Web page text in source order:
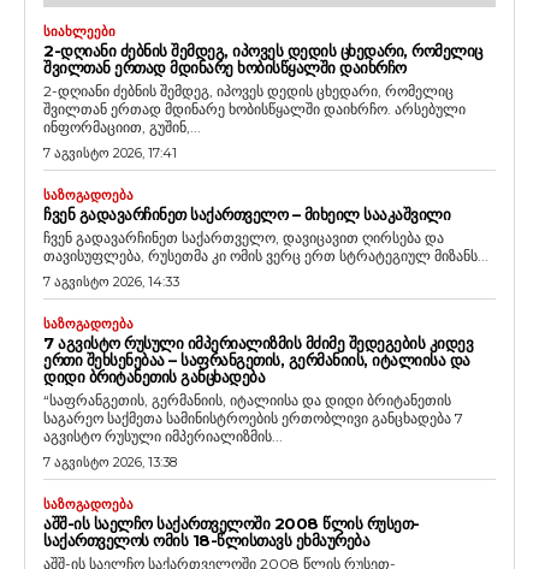
ᲡᲘᲐᲮᲚᲔᲔᲑᲘ
2-ᲓᲦᲘᲐᲜᲘ ᲫᲔᲑᲜᲘᲡ ᲨᲔᲛᲓᲔᲒ, ᲘᲞᲝᲕᲔᲡ ᲓᲔᲓᲘᲡ ᲪᲮᲔᲓᲐᲠᲘ, ᲠᲝᲛᲔᲚᲘᲪ
ᲨᲕᲘᲚᲗᲐᲜ ᲔᲠᲗᲐᲓ ᲛᲓᲘᲜᲐᲠᲔ ᲮᲝᲑᲘᲡᲬᲧᲐᲚᲨᲘ ᲓᲐᲘᲮᲠᲩᲝ
2-დღიანი ძებნის შემდეგ, იპოვეს დედის ცხედარი, რომელიც
შვილთან ერთად მდინარე ხობისწყალში დაიხრჩო. არსებული
ინფორმაციით, გუშინ,...
7 აგვისტო 2026, 17:41
ᲡᲐᲖᲝᲒᲐᲓᲝᲔᲑᲐ
ᲩᲕᲔᲜ ᲒᲐᲓᲐᲕᲐᲠᲩᲘᲜᲔᲗ ᲡᲐᲥᲐᲠᲗᲕᲔᲚᲝ – ᲛᲘᲮᲔᲘᲚ ᲡᲐᲐᲙᲐᲨᲕᲘᲚᲘ
ჩვენ გადავარჩინეთ საქართველო, დავიცავით ღირსება და
თავისუფლება, რუსეთმა კი ომის ვერც ერთ სტრატეგიულ მიზანს...
7 აგვისტო 2026, 14:33
ᲡᲐᲖᲝᲒᲐᲓᲝᲔᲑᲐ
7 ᲐᲒᲕᲘᲡᲢᲝ ᲠᲣᲡᲣᲚᲘ ᲘᲛᲞᲔᲠᲘᲐᲚᲘᲖᲛᲘᲡ ᲛᲫᲘᲛᲔ ᲨᲔᲓᲔᲒᲔᲑᲘᲡ ᲙᲘᲓᲔᲕ
ᲔᲠᲗᲘ ᲨᲔᲮᲡᲔᲜᲔᲑᲐᲐ – ᲡᲐᲤᲠᲐᲜᲒᲔᲗᲘᲡ, ᲒᲔᲠᲛᲐᲜᲘᲘᲡ, ᲘᲢᲐᲚᲘᲘᲡᲐ ᲓᲐ
ᲓᲘᲓᲘ ᲑᲠᲘᲢᲐᲜᲔᲗᲘᲡ ᲒᲐᲜᲪᲮᲐᲓᲔᲑᲐ
“საფრანგეთის, გერმანიის, იტალიისა და დიდი ბრიტანეთის
საგარეო საქმეთა სამინისტროების ერთობლივი განცხადება 7
აგვისტო რუსული იმპერიალიზმის...
7 აგვისტო 2026, 13:38
ᲡᲐᲖᲝᲒᲐᲓᲝᲔᲑᲐ
ᲐᲨᲨ-ᲘᲡ ᲡᲐᲔᲚᲩᲝ ᲡᲐᲥᲐᲠᲗᲕᲔᲚᲝᲨᲘ 2008 ᲬᲚᲘᲡ ᲠᲣᲡᲔᲗ-
ᲡᲐᲥᲐᲠᲗᲕᲔᲚᲝᲡ ᲝᲛᲘᲡ 18-ᲬᲚᲘᲡᲗᲐᲕᲡ ᲔᲮᲛᲐᲣᲠᲔᲑᲐ
აშშ-ის საელჩო საქართველოში 2008 წლის რუსეთ-